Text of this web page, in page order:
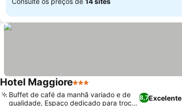
Hotel Maggiore3 Estrelas
8,7Excelente
Buffet de café da manhã variado e de
qualidade, Espaço dedicado para troca